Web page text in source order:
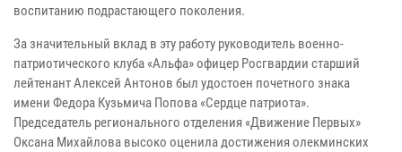
воспитанию подрастающего поколения.
За значительный вклад в эту работу руководитель военно-
патриотического клуба «Альфа» офицер Росгвардии старший
лейтенант Алексей Антонов был удостоен почетного знака
имени Федора Кузьмича Попова «Сердце патриота».
Председатель регионального отделения «Движение Первых»
Оксана Михайлова высоко оценила достижения олекминских